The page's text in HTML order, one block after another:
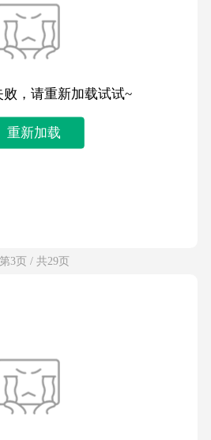
，请重新加载试试~
重新加载
第3页 / 共29页